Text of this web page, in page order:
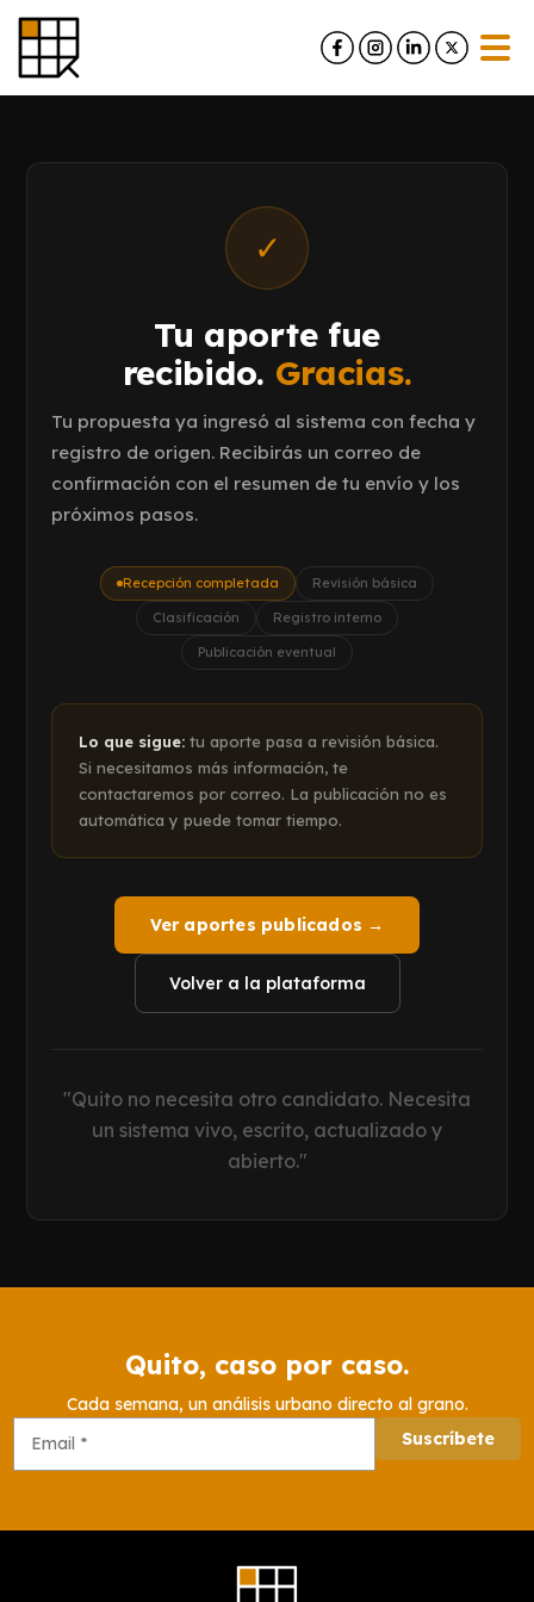
Skip
content
✓
Tu aporte fue
recibido. Gracias.
Tu propuesta ya ingresó al sistema con fecha y
registro de origen. Recibirás un correo de
confirmación con el resumen de tu envío y los
próximos pasos.
Recepción completada Revisión básica
Clasificación Registro interno
Publicación eventual
Lo que sigue: tu aporte pasa a revisión básica.
Si necesitamos más información, te
contactaremos por correo. La publicación no es
automática y puede tomar tiempo.
Ver aportes publicados →
Volver a la plataforma
"Quito no necesita otro candidato. Necesita
un sistema vivo, escrito, actualizado y
abierto."
Quito, caso por caso.
Cada semana, un análisis urbano directo al grano.
Suscríbete